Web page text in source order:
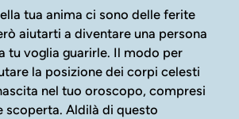
tua anima ci sono delle ferite
aiutarti a diventare una persona
tu voglia guarirle. Il modo per
la posizione dei corpi celesti
nel tuo oroscopo, compresi
scoperta. Aldilà di questo